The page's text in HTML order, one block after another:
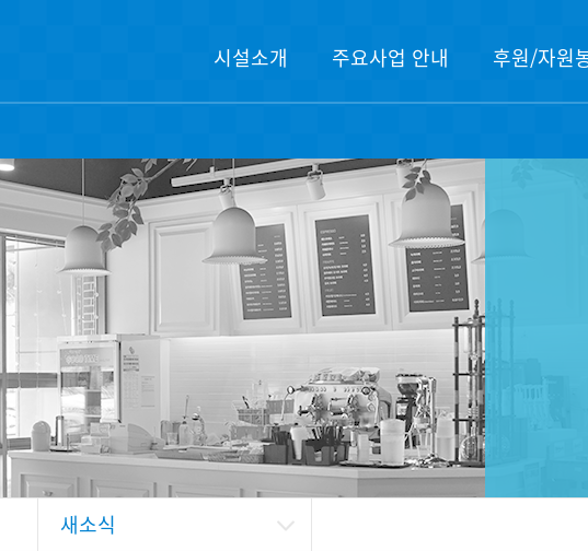
시설소개 주요사업 안내 후원/자원
새소식